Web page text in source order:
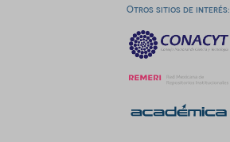
Otros sitios de interés: